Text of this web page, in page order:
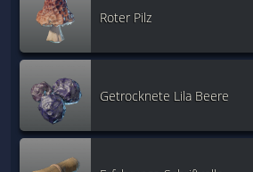
Roter Pilz
Getrocknete Lila Beere